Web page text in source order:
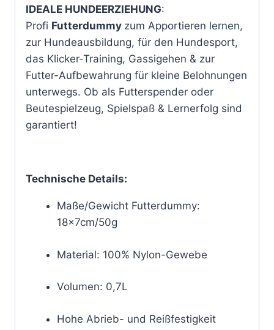
IDEALE HUNDEERZIEHUNG:
Profi Futterdummy zum Apportieren lernen,
zur Hundeausbildung, für den Hundesport,
das Klicker-Training, Gassigehen & zur
Futter-Aufbewahrung für kleine Belohnungen
unterwegs. Ob als Futterspender oder
Beutespielzeug, Spielspaß & Lernerfolg sind
garantiert!
Technische Details:
Maße/Gewicht Futterdummy:
18x7cm/50g
Material: 100% Nylon-Gewebe
Volumen: 0,7L
Hohe Abrieb- und Reißfestigkeit